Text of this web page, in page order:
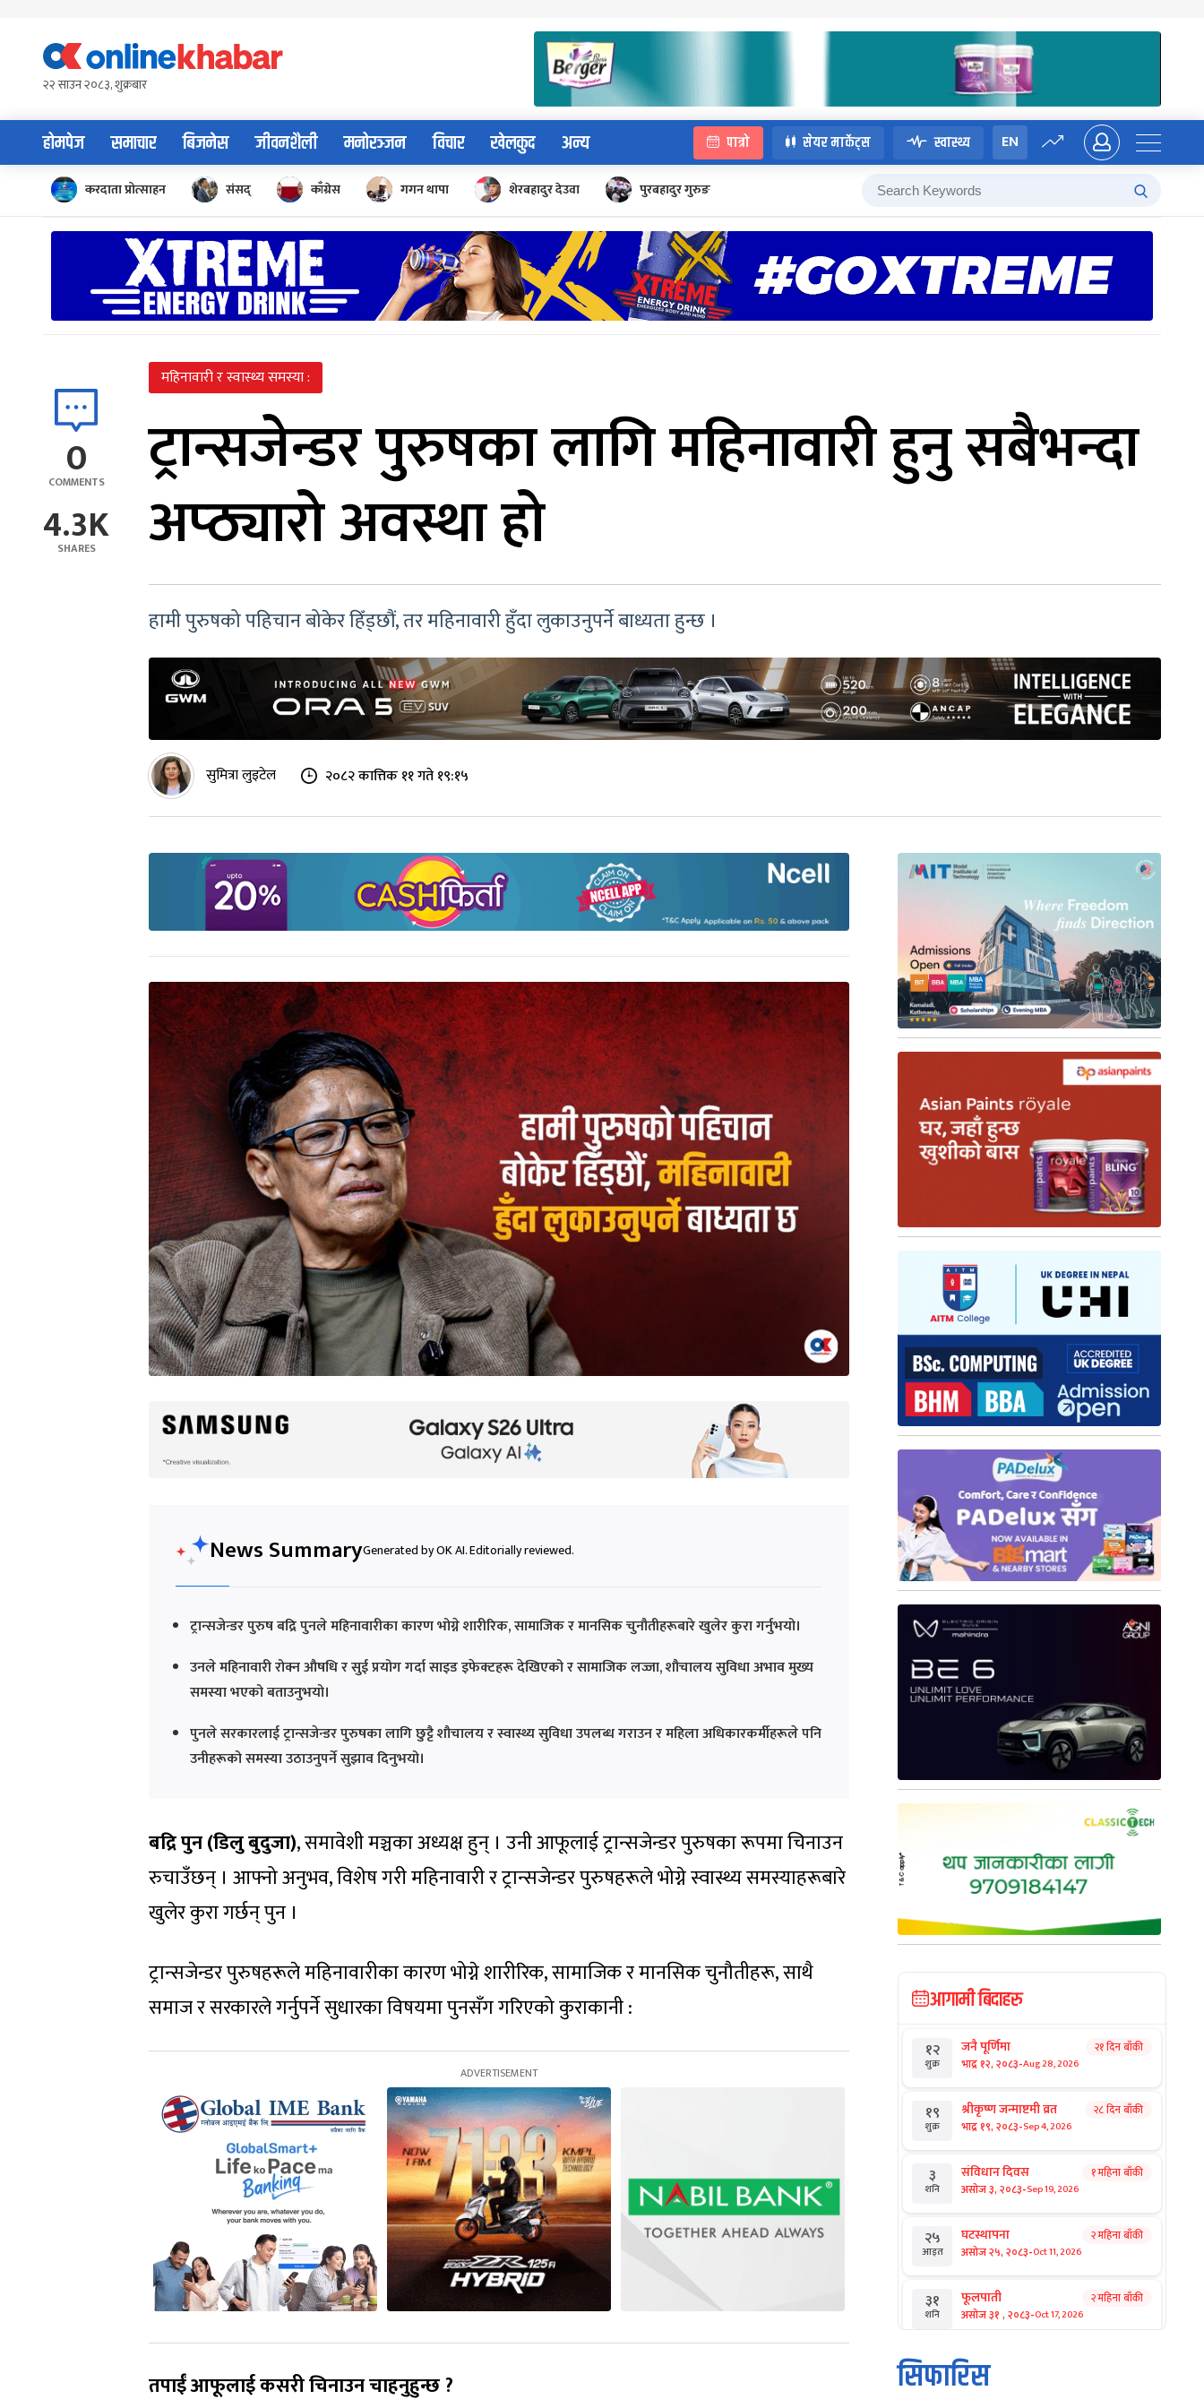
content२२ साउन २०८३, शुक्रबार
होमपेज समाचार बिजनेस जीवनशैली मनोरञ्जन विचार खेलकुद अन्य पात्रो सेयर मार्केट्स स्वास्थ्य EN
करदाता प्रोत्साहन संसद् काँग्रेस गगन थापा शेरबहादुर देउवा पुरबहादुर गुरुङ
0
COMMENTS
4.3K
SHARES
महिनावारी र स्वास्थ्य समस्या :
ट्रान्सजेन्डर पुरुषका लागि महिनावारी हुनु सबैभन्दा
अप्ठ्यारो अवस्था हो
हामी पुरुषको पहिचान बोकेर हिँड्छौं, तर महिनावारी हुँदा लुकाउनुपर्ने बाध्यता हुन्छ ।
सुमित्रा लुइटेल २०८२ कात्तिक ११ गते १९:१५
News SummaryGenerated by OK AI. Editorially reviewed.
ट्रान्सजेन्डर पुरुष बद्रि पुनले महिनावारीका कारण भोग्ने शारीरिक, सामाजिक र मानसिक चुनौतीहरूबारे खुलेर कुरा गर्नुभयो।
उनले महिनावारी रोक्न औषधि र सुई प्रयोग गर्दा साइड इफेक्टहरू देखिएको र सामाजिक लज्जा, शौचालय सुविधा अभाव मुख्य
समस्या भएको बताउनुभयो।
पुनले सरकारलाई ट्रान्सजेन्डर पुरुषका लागि छुट्टै शौचालय र स्वास्थ्य सुविधा उपलब्ध गराउन र महिला अधिकारकर्मीहरूले पनि
उनीहरूको समस्या उठाउनुपर्ने सुझाव दिनुभयो।
बद्रि पुन (डिलु बुदुजा), समावेशी मञ्चका अध्यक्ष हुन् । उनी आफूलाई ट्रान्सजेन्डर पुरुषका रूपमा चिनाउन
रुचाउँछन् । आफ्नो अनुभव, विशेष गरी महिनावारी र ट्रान्सजेन्डर पुरुषहरूले भोग्ने स्वास्थ्य समस्याहरूबारे
खुलेर कुरा गर्छन् पुन ।
ट्रान्सजेन्डर पुरुषहरूले महिनावारीका कारण भोग्ने शारीरिक, सामाजिक र मानसिक चुनौतीहरू, साथै
समाज र सरकारले गर्नुपर्ने सुधारका विषयमा पुनसँग गरिएको कुराकानी :
तपाईं आफूलाई कसरी चिनाउन चाहनुहुन्छ ?
आगामी बिदाहरु
१२
शुक्र
जनै पूर्णिमा
भाद्र १२, २०८३-Aug 28, 2026
२१ दिन बाँकी
१९
शुक्र
श्रीकृष्ण जन्माष्टमी व्रत
भाद्र १९, २०८३-Sep 4, 2026
२८ दिन बाँकी
३
शनि
संविधान दिवस
असोज ३, २०८३-Sep 19, 2026
१ महिना बाँकी
२५
आइत
घटस्थापना
असोज २५, २०८३-Oct 11, 2026
२ महिना बाँकी
३१
शनि
फूलपाती
असोज ३१ , २०८३-Oct 17, 2026
२ महिना बाँकी
१
आइत
कार्तिक सङ्क्रान्ति
कार्तिक १, २०८३
सिफारिस